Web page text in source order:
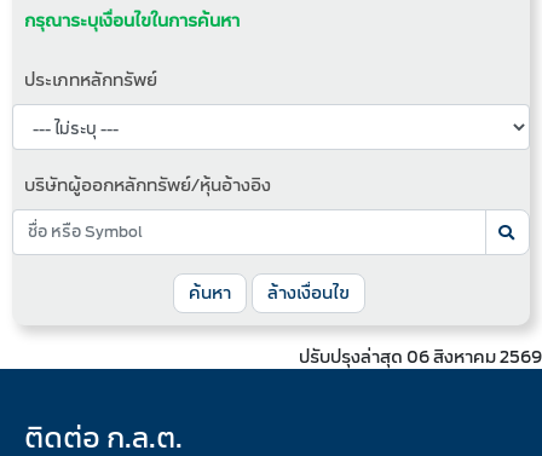
กรุณาระบุเงื่อนไขในการค้นหา
ประเภทหลักทรัพย์
บริษัทผู้ออกหลักทรัพย์/หุ้นอ้างอิง
ค้นหา ล้างเงื่อนไข
ปรับปรุงล่าสุด 06 สิงหาคม 2569
ติดต่อ ก.ล.ต.